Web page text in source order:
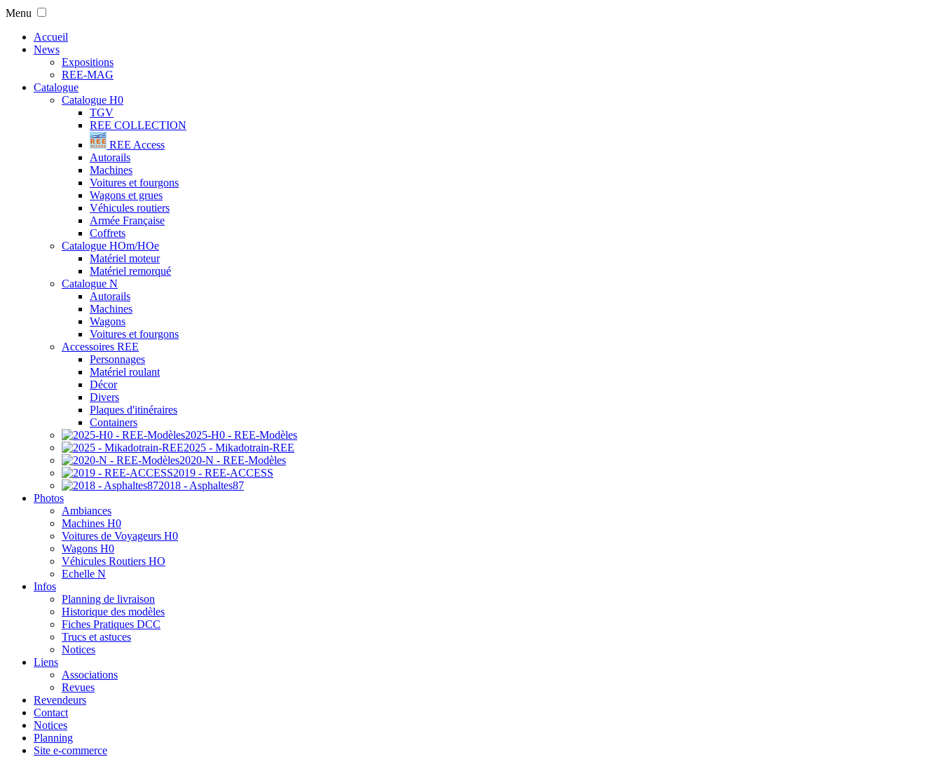
Menu
Accueil
News
Expositions
REE-MAG
Catalogue
Catalogue H0
TGV
REE COLLECTION
REE Access
Autorails
Machines
Voitures et fourgons
Wagons et grues
Véhicules routiers
Armée Française
Coffrets
Catalogue HOm/HOe
Matériel moteur
Matériel remorqué
Catalogue N
Autorails
Machines
Wagons
Voitures et fourgons
Accessoires REE
Personnages
Matériel roulant
Décor
Divers
Plaques d'itinéraires
Containers
2025-H0 - REE-Modèles
2025 - Mikadotrain-REE
2020-N - REE-Modèles
2019 - REE-ACCESS
2018 - Asphaltes87
Photos
Ambiances
Machines H0
Voitures de Voyageurs H0
Wagons H0
Véhicules Routiers HO
Echelle N
Infos
Planning de livraison
Historique des modèles
Fiches Pratiques DCC
Trucs et astuces
Notices
Liens
Associations
Revues
Revendeurs
Contact
Notices
Planning
Site e-commerce